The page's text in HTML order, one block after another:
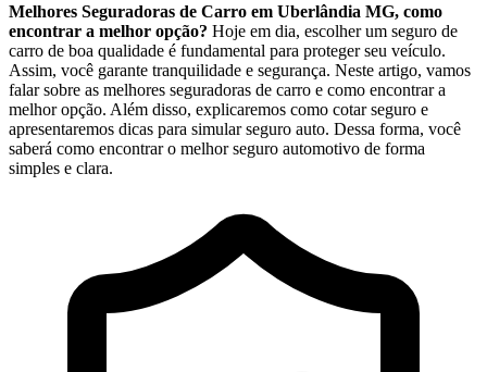
Melhores Seguradoras de Carro em Uberlândia MG, como
encontrar a melhor opção? Hoje em dia, escolher um seguro de
carro de boa qualidade é fundamental para proteger seu veículo.
Assim, você garante tranquilidade e segurança. Neste artigo, vamos
falar sobre as melhores seguradoras de carro e como encontrar a
melhor opção. Além disso, explicaremos como cotar seguro e
apresentaremos dicas para simular seguro auto. Dessa forma, você
saberá como encontrar o melhor seguro automotivo de forma
simples e clara.